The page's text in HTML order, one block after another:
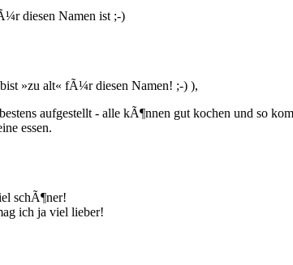
diesen Namen ist ;-)
»zu alt« fÃ¼r diesen Namen! ;-) ),
aufgestellt - alle kÃ¶nnen gut kochen und so
essen.
schÃ¶ner!
ich ja viel lieber!